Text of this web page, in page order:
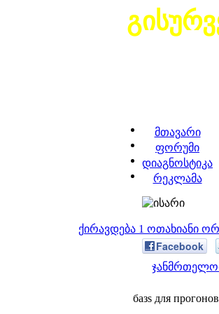
მთავარი
ფორუმი
დიაგნოსტიკა
რეკლამა
ქირავდება 1 ოთახიანი
Facebook
базs для